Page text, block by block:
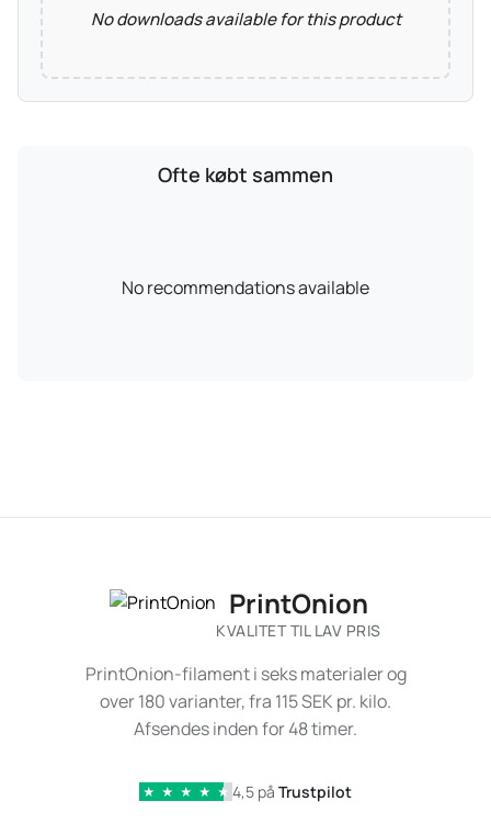
No downloads available for this product
Ofte købt sammen
No recommendations available
PrintOnion
KVALITET TIL LAV PRIS
PrintOnion-filament i seks materialer og
over 180 varianter, fra 115 SEK pr. kilo.
Afsendes inden for 48 timer.
★ ★ ★ ★ ★ 4,5 på Trustpilot